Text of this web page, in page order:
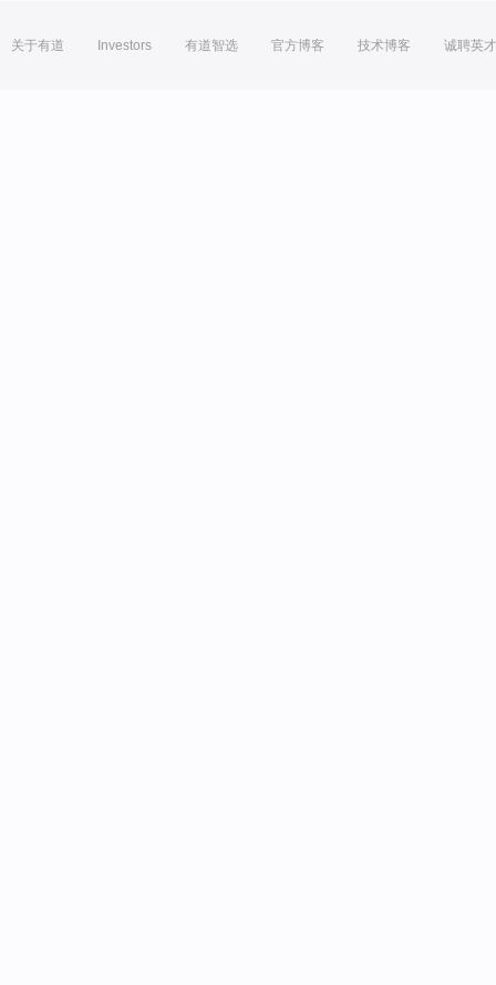
关于有道 Investors 有道智选 官方博客 技术博客 诚聘英才